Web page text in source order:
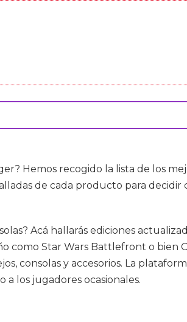
Hemos recogido la lista de los
de cada producto para
Acá hallarás ediciones
Star Wars Battlefront o bien
consolas y accesorios. La
a los jugadores ocasionales.